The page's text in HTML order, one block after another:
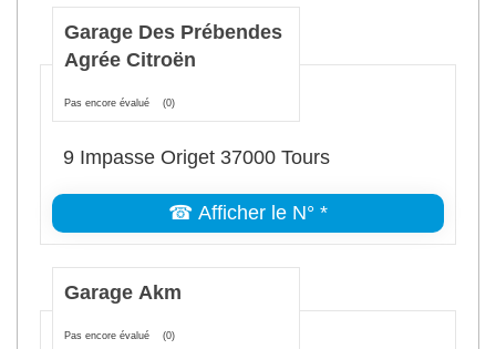
Garage Des Prébendes
Agrée Citroën
Pas encore évalué (0)
9 Impasse Origet 37000 Tours
☎ Afficher le N° *
Garage Akm
Pas encore évalué (0)